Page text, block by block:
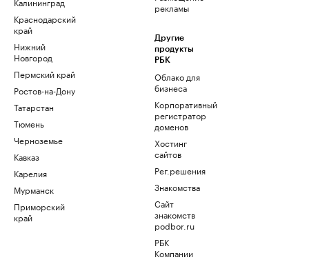
Краснодарский
край
Нижний
Новгород
Пермский край
Ростов-на-Дону
Татарстан
Тюмень
Черноземье
Кавказ
Карелия
Мурманск
Приморский
край
рекламы
Другие
продукты
РБК
Облако для
бизнеса
Корпоративный
регистратор
доменов
Хостинг
сайтов
Рег.решения
Знакомства
Сайт
знакомств
podbor.ru
РБК
Компании